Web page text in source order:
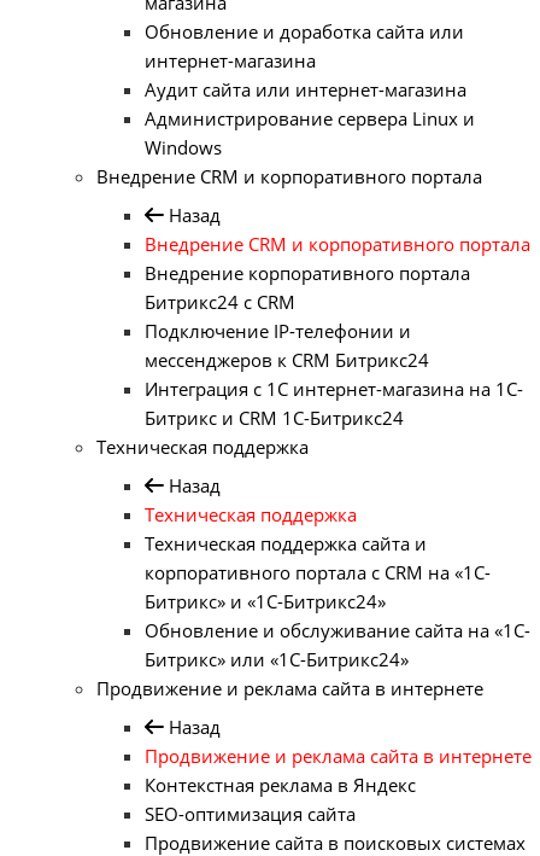
Обновление и доработка сайта или
интернет-магазина
Аудит сайта или интернет-магазина
Администрирование сервера Linux и
Windows
Внедрение CRM и корпоративного портала
Назад
Внедрение CRM и корпоративного портала
Внедрение корпоративного портала
Битрикс24 с CRM
Подключение IP-телефонии и
мессенджеров к CRM Битрикс24
Интеграция с 1С интернет-магазина на 1С-
Битрикс и CRM 1С-Битрикс24
Техническая поддержка
Назад
Техническая поддержка
Техническая поддержка сайта и
корпоративного портала с CRM на «1С-
Битрикс» и «1С-Битрикс24»
Обновление и обслуживание сайта на «1С-
Битрикс» или «1С-Битрикс24»
Продвижение и реклама сайта в интернете
Назад
Продвижение и реклама сайта в интернете
Контекстная реклама в Яндекс
SEO-оптимизация сайта
Продвижение сайта в поисковых системах